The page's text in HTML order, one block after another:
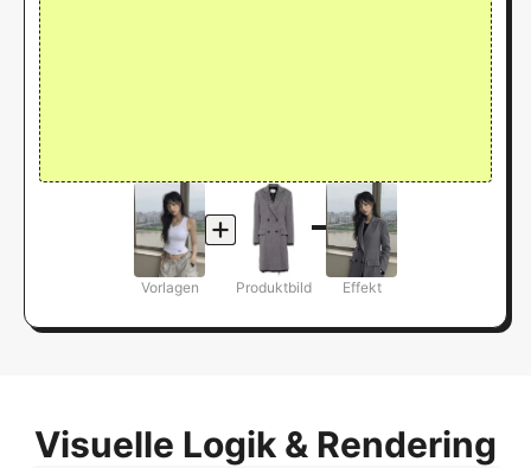
Vorlagen Produktbild Effekt
Visuelle Logik & Rendering